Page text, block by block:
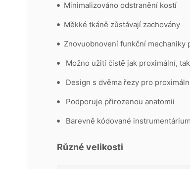
Minimalizováno odstranění kostí
Měkké tkáně zůstávají zachovány
Znovuobnovení funkční mechaniky
Možno užití čistě jak proximální,
Design s dvěma řezy pro
Podporuje přirozenou anatomii
Barevně kódované instrumentárium
Různé velikosti